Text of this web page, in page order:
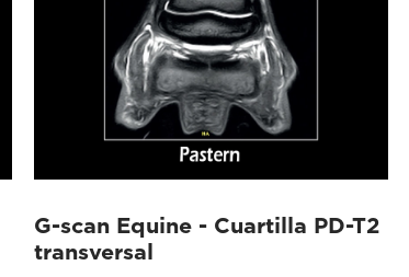
G-scan Equine - Cuartilla PD-T2
transversal